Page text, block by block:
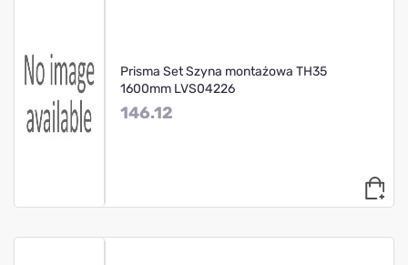
Prisma Set Szyna montażowa TH35
1600mm LVS04226
146.12